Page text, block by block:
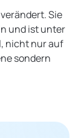
Sie
und ist unter
nicht nur auf
sondern